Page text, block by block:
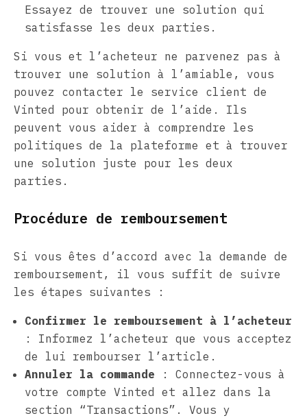
Essayez de trouver une solution qui
satisfasse les deux parties.
Si vous et l’acheteur ne parvenez pas à
trouver une solution à l’amiable, vous
pouvez contacter le service client de
Vinted pour obtenir de l’aide. Ils
peuvent vous aider à comprendre les
politiques de la plateforme et à trouver
une solution juste pour les deux
parties.
Procédure de remboursement
Si vous êtes d’accord avec la demande de
remboursement, il vous suffit de suivre
les étapes suivantes :
Confirmer le remboursement à l’acheteur
: Informez l’acheteur que vous acceptez
de lui rembourser l’article.
Annuler la commande : Connectez-vous à
votre compte Vinted et allez dans la
section “Transactions”. Vous y